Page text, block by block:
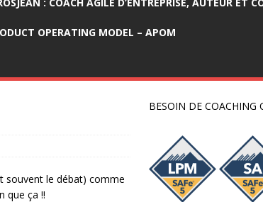
OPERATING MODEL – APOM
souvent le débat) comme
que ça !!
BESOIN DE COACHING